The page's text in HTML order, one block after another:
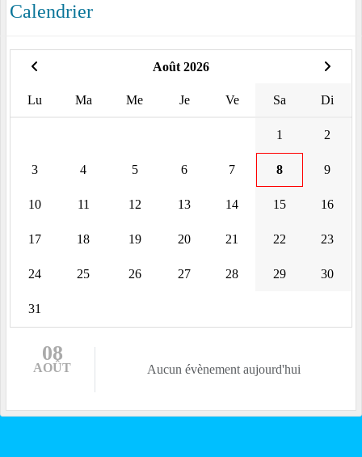
Calendrier
Août 2026
Lu Ma Me Je Ve Sa Di
1 2
3 4 5 6 7 8 9
10 11 12 13 14 15 16
17 18 19 20 21 22 23
24 25 26 27 28 29 30
31
08
AOÛT Aucun évènement aujourd'hui